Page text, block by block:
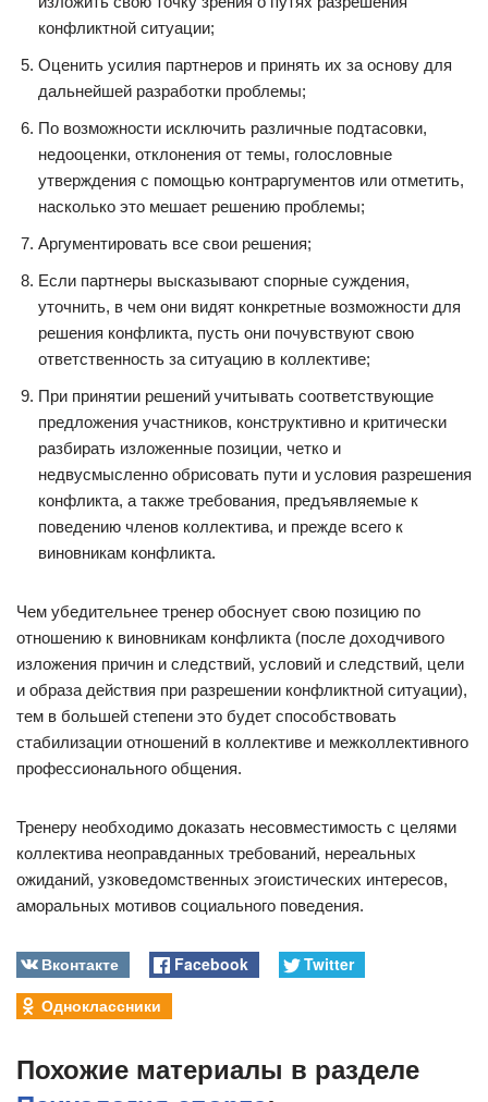
конфликтной ситуации;
Оценить усилия партнеров и принять их за основу для
дальнейшей разработки проблемы;
По возможности исключить различные подтасовки,
недооценки, отклонения от темы, голословные
утверждения с помощью контраргументов или отметить,
насколько это мешает решению проблемы;
Аргументировать все свои решения;
Если партнеры высказывают спорные суждения,
уточнить, в чем они видят конкретные возможности для
решения конфликта, пусть они почувствуют свою
ответственность за ситуацию в коллективе;
При принятии решений учитывать соответствующие
предложения участников, конструктивно и критически
разбирать изложенные позиции, четко и
недвусмысленно обрисовать пути и условия разрешения
конфликта, а также требования, предъявляемые к
поведению членов коллектива, и прежде всего к
виновникам конфликта.
Чем убедительнее тренер обоснует свою позицию по
отношению к виновникам конфликта (после доходчивого
изложения причин и следствий, условий и следствий, цели
и образа действия при разрешении конфликтной ситуации),
тем в большей степени это будет способствовать
стабилизации отношений в коллективе и межколлективного
профессионального общения.
Тренеру необходимо доказать несовместимость с целями
коллектива неоправданных требований, нереальных
ожиданий, узковедомственных эгоистических интересов,
аморальных мотивов социального поведения.
Вконтакте Facebook
Twitter
Одноклассники
Похожие материалы в разделе